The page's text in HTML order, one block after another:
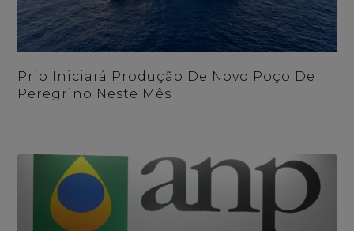
Prio Iniciará Produção De Novo Poço De
Peregrino Neste Mês